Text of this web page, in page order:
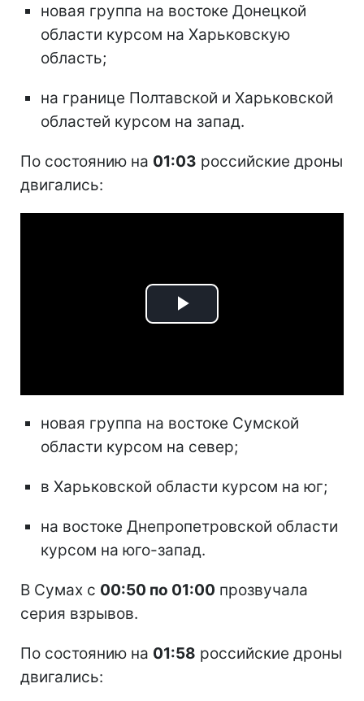
новая группа на востоке Донецкой
области курсом на Харьковскую
область;
на границе Полтавской и Харьковской
областей курсом на запад.
По состоянию на 01:03 российские дроны
двигались:
Play
новая группа на востоке Сумской
области курсом на север;
в Харьковской области курсом на юг;
на востоке Днепропетровской области
курсом на юго-запад.
В Сумах с 00:50 по 01:00 прозвучала
серия взрывов.
По состоянию на 01:58 российские дроны
двигались: